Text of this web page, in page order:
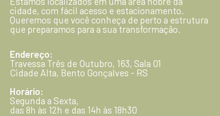
cidade, com fácil acesso e estacionamento.
Queremos que você conheça de perto a estrutura
que preparamos para a sua transformação.
Endereço:
Travessa Três de Outubro, 163, Sala 01
Cidade Alta, Bento Gonçalves - RS
Horário:
Segunda a Sexta,
das 8h às 12h e das 14h às 18h30